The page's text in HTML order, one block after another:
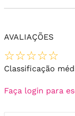
AVALIAÇÕES
☆☆☆☆☆
Classificação
Faça login para